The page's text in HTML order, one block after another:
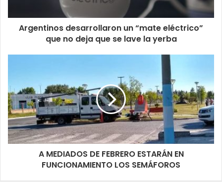
Argentinos desarrollaron un “mate eléctrico”
que no deja que se lave la yerba
A MEDIADOS DE FEBRERO ESTARÁN EN
FUNCIONAMIENTO LOS SEMÁFOROS